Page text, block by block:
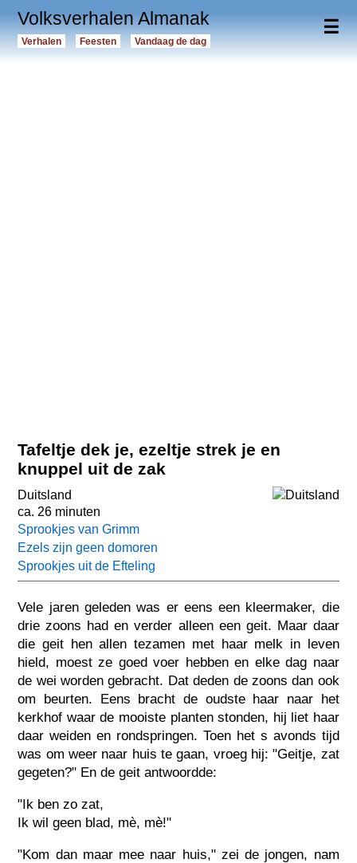
☰
Volksverhalen Almanak
Verhalen Feesten Vandaag de dag
Tafeltje dek je, ezeltje strek je en
knuppel uit de zak
Duitsland
ca. 26 minuten
Sprookjes van Grimm
Ezels zijn geen domoren
Sprookjes uit de Efteling
Vele jaren geleden was er eens een kleermaker, die
drie zoons had en verder alleen een geit. Maar daar
die geit hen allen tezamen met haar melk in leven
hield, moest ze goed voer hebben en elke dag naar
de wei worden gebracht. Dat deden de zoons dan ook
om beurten. Eens bracht de oudste haar naar het
kerkhof waar de mooiste planten stonden, hij liet haar
daar weiden en rondspringen. Toen het s avonds tijd
was om weer naar huis te gaan, vroeg hij: "Geitje, zat
gegeten?" En de geit antwoordde:
"Ik ben zo zat,
Ik wil geen blad, mè, mè!"
"Kom dan maar mee naar huis," zei de jongen, nam